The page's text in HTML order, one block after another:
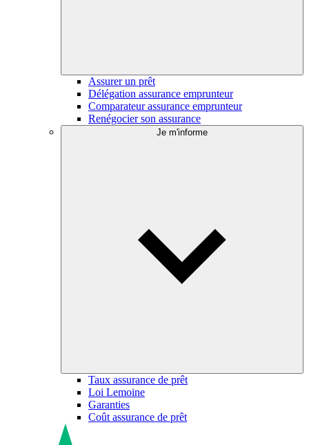
Assurer un prêt
Délégation assurance emprunteur
Comparateur assurance emprunteur
Renégocier son assurance
Je m'informe
Taux assurance de prêt
Loi Lemoine
Garanties
Coût assurance de prêt